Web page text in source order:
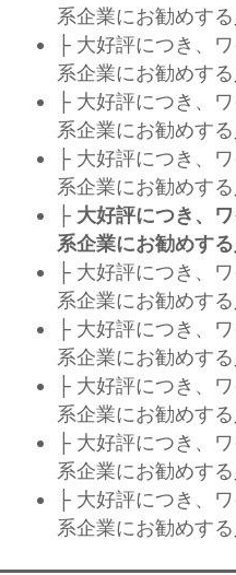
系企業にお勧めす
├ 大好評につき、
系企業にお勧めす
├ 大好評につき、
系企業にお勧めす
├ 大好評につき、
系企業にお勧めす
├ 大好評につき、
系企業にお勧めす
├ 大好評につき、
系企業にお勧めす
├ 大好評につき、
系企業にお勧めす
├ 大好評につき、
系企業にお勧めす
├ 大好評につき、
系企業にお勧めす
├ 大好評につき、
系企業にお勧めす